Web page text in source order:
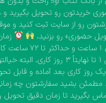
خریدتون رو تحویل بگیرید و
رو از سایت ثبت کنید و
حضوری» رو بزنید.
سفارش‌ها حداقل ۱
روز کاری بعد آماده و قابل
مطمئن بشید سفارشتون چه
بگیرید تا زمان دقیق تحویل